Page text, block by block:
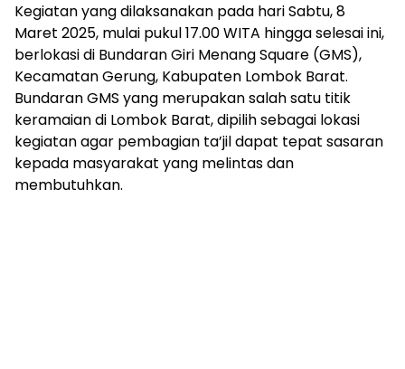
Kegiatan yang dilaksanakan pada hari Sabtu, 8
Maret 2025, mulai pukul 17.00 WITA hingga selesai ini,
berlokasi di Bundaran Giri Menang Square (GMS),
Kecamatan Gerung, Kabupaten Lombok Barat.
Bundaran GMS yang merupakan salah satu titik
keramaian di Lombok Barat, dipilih sebagai lokasi
kegiatan agar pembagian ta’jil dapat tepat sasaran
kepada masyarakat yang melintas dan
membutuhkan.